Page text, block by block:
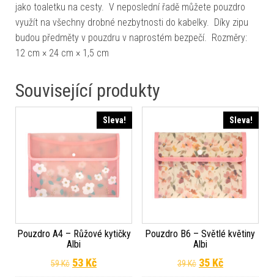
jako toaletku na cesty. V neposlední řadě můžete pouzdro
využít na všechny drobné nezbytnosti do kabelky. Díky zipu
budou předměty v pouzdru v naprostém bezpečí. Rozměry:
12 cm × 24 cm × 1,5 cm
Související produkty
Sleva!
Pouzdro A4 – Růžové kytičky
Albi
59Kč Původní cena byla: 59 Kč.
53 KčAktuální cena je: 53 Kč.
Sleva!
Pouzdro B6 – Světlé květiny
Albi
39Kč Původní cena
35 KčAktuální